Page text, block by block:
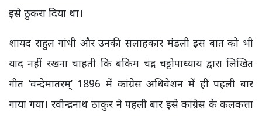
इसे ठुकरा दिया था।
शायद राहुल गांधी और उनकी सलाहकार मंडली इस बात को भी
याद नहीं रखना चाहती कि बंकिम चंद्र चट्टोपाध्याय द्वारा लिखित
गीत ‘वन्देमातरम्’ 1896 में कांग्रेस अधिवेशन में ही पहली बार
गाया गया। रवीन्द्रनाथ ठाकुर ने पहली बार इसे कांग्रेस के कलकत्ता